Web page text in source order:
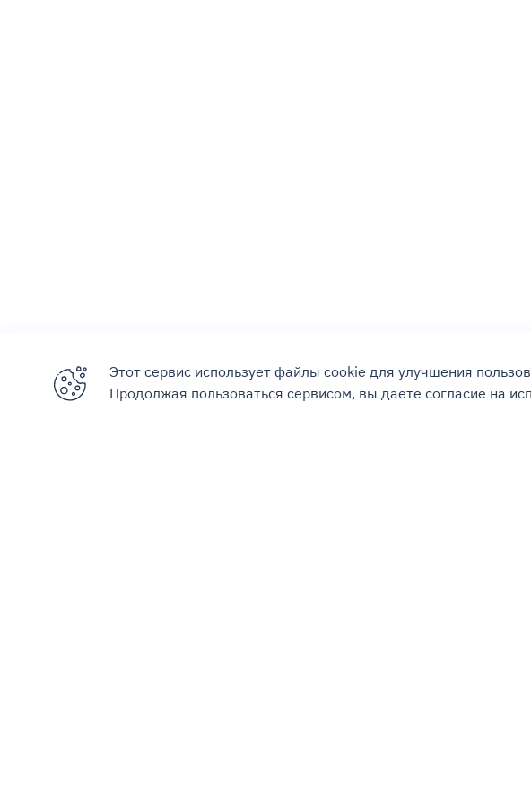
Этот сервис использует файлы cookie для улучшения
Продолжая пользоваться сервисом, вы даете согласие на